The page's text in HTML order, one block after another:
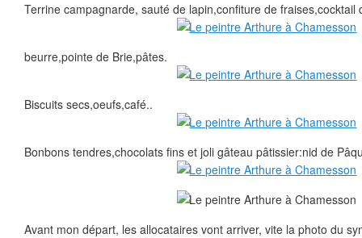
Terrine campagnarde, sauté de lapin,confiture de fraises,cocktail
beurre,pointe de Brie,pâtes.
Biscuits secs,oeufs,café..
Bonbons tendres,chocolats fins et joli gâteau pâtissier:nid de
Avant mon départ, les allocataires vont arriver, vite la photo du